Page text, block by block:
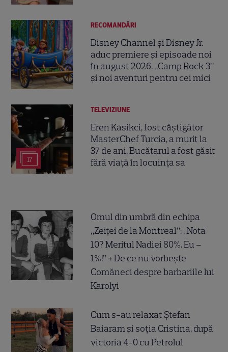
RECOMANDĂRI
Disney Channel și Disney Jr.
aduc premiere și episoade noi
în august 2026. „Camp Rock 3”
și noi aventuri pentru cei mici
17
TELEVIZIUNE
Eren Kasikci, fost câștigător
MasterChef Turcia, a murit la
37 de ani. Bucătarul a fost găsit
fără viață în locuința sa
Omul din umbră din echipa
„Zeiței de la Montreal”: „Nota
10? Meritul Nadiei 80%. Eu –
1%!” + De ce nu vorbește
Comăneci despre barbariile lui
Karolyi
Cum s-au relaxat Ștefan
Baiaram și soția Cristina, după
victoria 4-0 cu Petrolul